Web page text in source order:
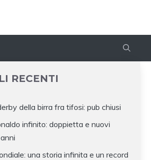
RECENTI
della birra fra tifosi: pub chiusi
infinito: doppietta e nuovi
una storia infinita e un record